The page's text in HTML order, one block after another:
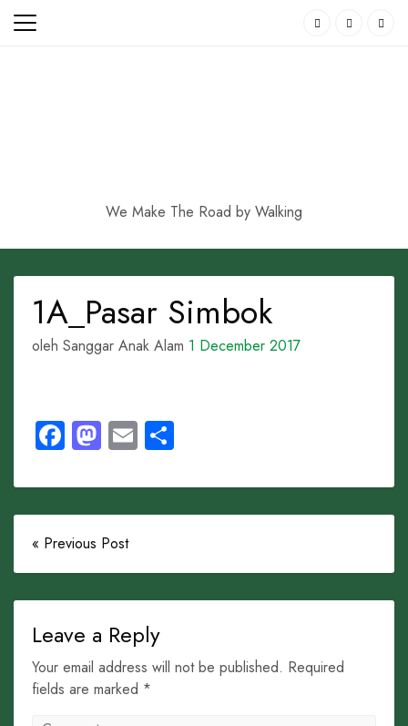
Skip
We Make The Road by Walking
1A_Pasar Simbok
oleh Sanggar Anak Alam 1 December 2017
Facebook
Mastodon
Email
« Previous Post
Leave a Reply
Your email address will not be published. Required
fields are marked *